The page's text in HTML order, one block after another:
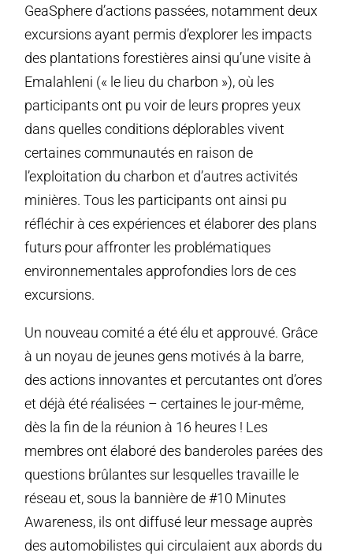
GeaSphere d’actions passées, notamment deux
excursions ayant permis d’explorer les impacts
des plantations forestières ainsi qu’une visite à
Emalahleni (« le lieu du charbon »), où les
participants ont pu voir de leurs propres yeux
dans quelles conditions déplorables vivent
certaines communautés en raison de
l’exploitation du charbon et d’autres activités
minières. Tous les participants ont ainsi pu
réfléchir à ces expériences et élaborer des plans
futurs pour affronter les problématiques
environnementales approfondies lors de ces
excursions.
Un nouveau comité a été élu et approuvé. Grâce
à un noyau de jeunes gens motivés à la barre,
des actions innovantes et percutantes ont d’ores
et déjà été réalisées – certaines le jour-même,
dès la fin de la réunion à 16 heures ! Les
membres ont élaboré des banderoles parées des
questions brûlantes sur lesquelles travaille le
réseau et, sous la bannière de #10 Minutes
Awareness, ils ont diffusé leur message auprès
des automobilistes qui circulaient aux abords du